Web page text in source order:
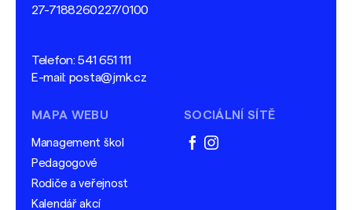
27-7188260227/0100
Telefon:541 651 111
E-mail: posta@jmk.cz
MAPA WEBU
Management škol
Pedagogové
Rodiče a veřejnost
Kalendář akcí
SOCIÁLNÍ SÍTĚ
facebook
instagram